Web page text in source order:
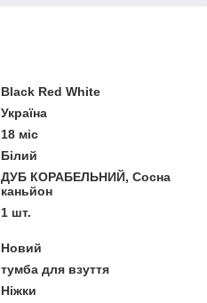
Black Red White
Україна
18 міс
Білий
ДУБ КОРАБЕЛЬНИЙ, Сосна
каньйон
1 шт.
Новий
тумба для взуття
Ніжки